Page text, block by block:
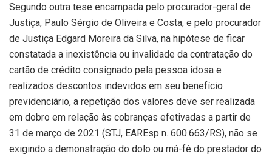
Segundo outra tese encampada pelo procurador-geral de
Justiça, Paulo Sérgio de Oliveira e Costa, e pelo procurador
de Justiça Edgard Moreira da Silva, na hipótese de ficar
constatada a inexistência ou invalidade da contratação do
cartão de crédito consignado pela pessoa idosa e
realizados descontos indevidos em seu benefício
previdenciário, a repetição dos valores deve ser realizada
em dobro em relação às cobranças efetivadas a partir de
31 de março de 2021 (STJ, EAREsp n. 600.663/RS), não se
exigindo a demonstração do dolo ou má-fé do prestador do